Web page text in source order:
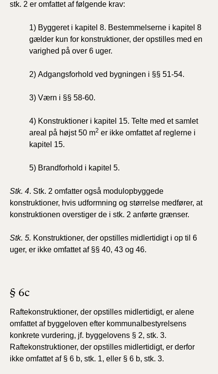
stk. 2 er omfattet af følgende krav:
1) Byggeret i kapitel 8. Bestemmelserne i kapitel 8
gælder kun for konstruktioner, der opstilles med en
varighed på over 6 uger.
2) Adgangsforhold ved bygningen i §§ 51-54.
3) Værn i §§ 58-60.
4) Konstruktioner i kapitel 15. Telte med et samlet
areal på højst 50 m2 er ikke omfattet af reglerne i
kapitel 15.
5) Brandforhold i kapitel 5.
Stk. 4. Stk. 2 omfatter også modulopbyggede
konstruktioner, hvis udformning og størrelse medfører, at
konstruktionen overstiger de i stk. 2 anførte grænser.
Stk. 5. Konstruktioner, der opstilles midlertidigt i op til 6
uger, er ikke omfattet af §§ 40, 43 og 46.
§ 6c
Raftekonstruktioner, der opstilles midlertidigt, er alene
omfattet af byggeloven efter kommunalbestyrelsens
konkrete vurdering, jf. byggelovens § 2, stk. 3.
Raftekonstruktioner, der opstilles midlertidigt, er derfor
ikke omfattet af § 6 b, stk. 1, eller § 6 b, stk. 3.